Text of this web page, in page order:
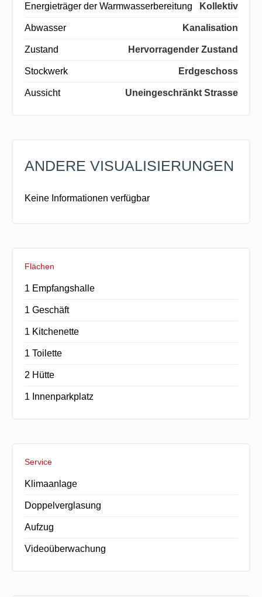
Energieträger der Warmwasserbereitung Kollektiv
Abwasser Kanalisation
Zustand Hervorragender Zustand
Stockwerk Erdgeschoss
Aussicht Uneingeschränkt Strasse
ANDERE VISUALISIERUNGEN
Keine Informationen verfügbar
Flächen
1 Empfangshalle
1 Geschäft
1 Kitchenette
1 Toilette
2 Hütte
1 Innenparkplatz
Service
Klimaanlage
Doppelverglasung
Aufzug
Videoüberwachung